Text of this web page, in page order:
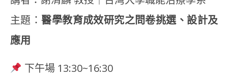
主題：醫學教育成效研究之問卷挑選、設計及
應用
下午場 13:30~16:30